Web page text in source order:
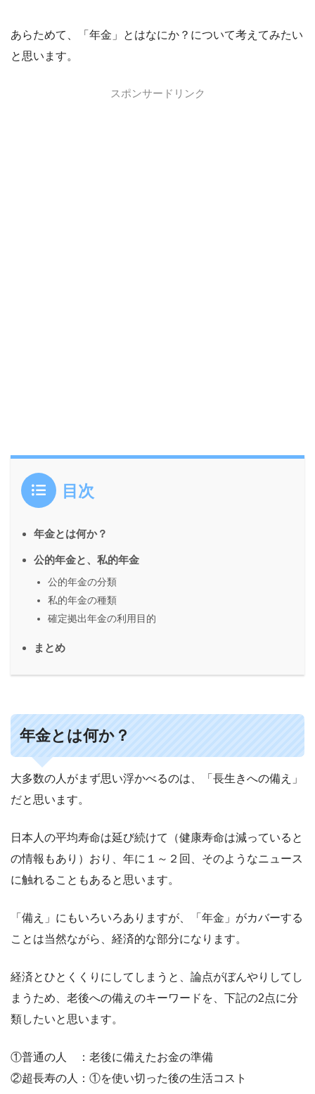
あらためて、「年金」とはなにか？について考えてみたい
と思います。
スポンサードリンク
目次
年金とは何か？
公的年金と、私的年金
公的年金の分類
私的年金の種類
確定拠出年金の利用目的
まとめ
年金とは何か？
大多数の人がまず思い浮かべるのは、「長生きへの備え」
だと思います。
日本人の平均寿命は延び続けて（健康寿命は減っていると
の情報もあり）おり、年に１～２回、そのようなニュース
に触れることもあると思います。
「備え」にもいろいろありますが、「年金」がカバーする
ことは当然ながら、経済的な部分になります。
経済とひとくくりにしてしまうと、論点がぼんやりしてし
まうため、老後への備えのキーワードを、下記の2点に分
類したいと思います。
①普通の人 ：老後に備えたお金の準備
②超長寿の人：①を使い切った後の生活コスト